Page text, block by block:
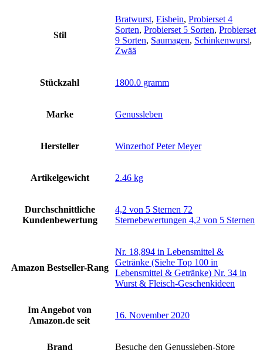
Stil
Bratwurst, Eisbein, Probierset 4
Sorten, Probierset 5 Sorten, Probierset
9 Sorten, Saumagen, Schinkenwurst,
Zwää
Stückzahl ‎1800.0 gramm
Marke ‎Genussleben
Hersteller ‎Winzerhof Peter Meyer
Artikelgewicht ‎2.46 kg
Durchschnittliche
Kundenbewertung
4,2 von 5 Sternen 72
Sternebewertungen 4,2 von 5 Sternen
Amazon Bestseller-Rang
Nr. 18,894 in Lebensmittel &
Getränke (Siehe Top 100 in
Lebensmittel & Getränke) Nr. 34 in
Wurst & Fleisch-Geschenkideen
Im Angebot von
Amazon.de seit
16. November 2020
Brand Besuche den Genussleben-Store